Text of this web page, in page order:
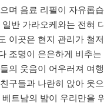
며 음료 리필이 자유롭
반 가라오케와는 전혀
이곳은 현지 관리가 철
조명이 은은하게 비추
의 웃음이 어우러져 여
구들과 나란히 앉아 웃
트남의 밤이 우리만을